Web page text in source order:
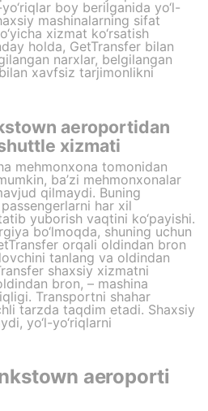
boy berilganida yo‘l-
mashinalarning sifat
xizmat ko‘rsatish
holda, GetTransfer bilan
narxlar, belgilangan
xavfsiz tarjimonlikni
aeroportidan
xizmati
mehmonxona tomonidan
ba’zi mehmonxonalar
qilmaydi. Buning
har xil
yuborish vaqtini ko‘payishi.
bo‘lmoqda, shuning uchun
orqali oldindan bron
tanlang va oldindan
shaxsiy xizmatni
bron, – mashina
Transportni shahar
tarzda taqdim etadi. Shaxsiy
yo‘l-yo‘riqlarni
aeroporti